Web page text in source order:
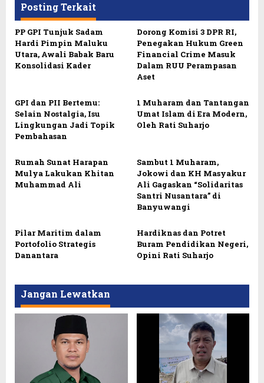
Posting Terkait
PP GPI Tunjuk Sadam
Hardi Pimpin Maluku
Utara, Awali Babak Baru
Konsolidasi Kader
Dorong Komisi 3 DPR RI,
Penegakan Hukum Green
Financial Crime Masuk
Dalam RUU Perampasan
Aset
GPI dan PII Bertemu:
Selain Nostalgia, Isu
Lingkungan Jadi Topik
Pembahasan
1 Muharam dan Tantangan
Umat Islam di Era Modern,
Oleh Rati Suharjo
Rumah Sunat Harapan
Mulya Lakukan Khitan
Muhammad Ali
Sambut 1 Muharam,
Jokowi dan KH Masyakur
Ali Gagaskan “Solidaritas
Santri Nusantara” di
Banyuwangi
Pilar Maritim dalam
Portofolio Strategis
Danantara
Hardiknas dan Potret
Buram Pendidikan Negeri,
Opini Rati Suharjo
Jangan Lewatkan